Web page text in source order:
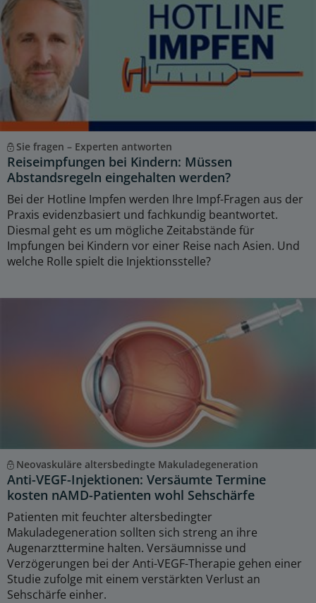
Sie fragen – Experten antworten
Reiseimpfungen bei Kindern: Müssen
Abstandsregeln eingehalten werden?
Bei der Hotline Impfen werden Ihre Impf-Fragen aus der
Praxis evidenzbasiert und fachkundig beantwortet.
Diesmal geht es um mögliche Zeitabstände für
Impfungen bei Kindern vor einer Reise nach Asien. Und
welche Rolle spielt die Injektionsstelle?
Neovaskuläre altersbedingte Makuladegeneration
Anti-VEGF-Injektionen: Versäumte Termine
kosten nAMD-Patienten wohl Sehschärfe
Patienten mit feuchter altersbedingter
Makuladegeneration sollten sich streng an ihre
Augenarzttermine halten. Versäumnisse und
Verzögerungen bei der Anti-VEGF-Therapie gehen einer
Studie zufolge mit einem verstärkten Verlust an
Sehschärfe einher.